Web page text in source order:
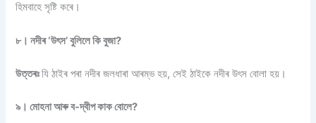
হিমবাহে সৃষ্টি কৰে।
৮। নদীৰ ‘উৎস’ বুলিলে কি বুজা?
উত্তৰঃযি ঠাইৰ পৰা নদীৰ জলধাৰা আৰম্ভ হয়, সেই ঠাইকে নদীৰ উৎস বোলা হয়।
৯। মোহনা আৰু ব-দ্বীপ কাক বোলে?